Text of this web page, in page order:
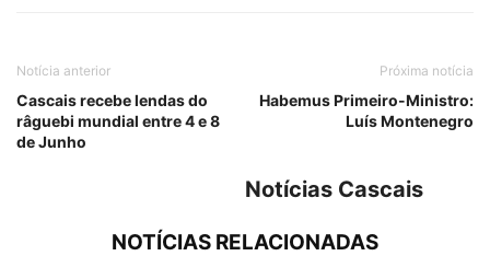
Notícia anterior
Cascais recebe lendas do
râguebi mundial entre 4 e 8
de Junho
Próxima notícia
Habemus Primeiro-Ministro:
Luís Montenegro
Notícias Cascais
NOTÍCIAS RELACIONADAS